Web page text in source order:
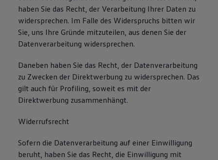
haben Sie das Recht, der Verarbeitung Ihrer Daten zu
widersprechen. Im Falle des Widerspruchs bitten wir
Sie, uns Ihre Gründe mitzuteilen, aus denen Sie der
Datenverarbeitung widersprechen.
Daneben haben Sie das Recht, der Datenverarbeitung
zu Zwecken der Direktwerbung zu widersprechen. Das
gilt auch für Profiling, soweit es mit der
Direktwerbung zusammenhängt.
Widerrufsrecht
Sofern die Datenverarbeitung auf einer Einwilligung
beruht, haben Sie das Recht, die Einwilligung mit